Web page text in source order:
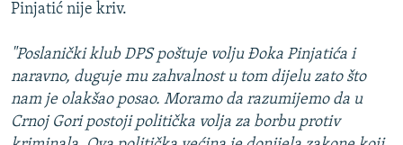
Pinjatić nije kriv.
"Poslanički klub DPS poštuje volju Đoka Pinjatića i
naravno, duguje mu zahvalnost u tom dijelu zato što
nam je olakšao posao. Moramo da razumijemo da u
Crnoj Gori postoji politička volja za borbu protiv